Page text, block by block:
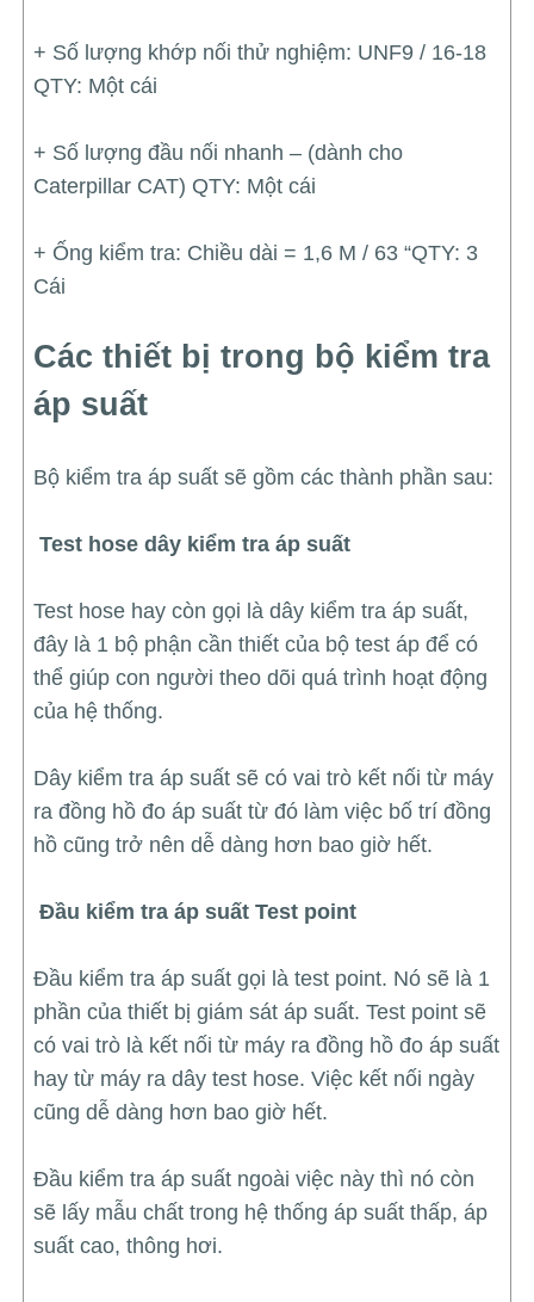
+ Số lượng khớp nối thử nghiệm: UNF9 / 16-18
QTY: Một cái
+ Số lượng đầu nối nhanh – (dành cho
Caterpillar CAT) QTY: Một cái
+ Ống kiểm tra: Chiều dài = 1,6 M / 63 “QTY: 3
Cái
Các thiết bị trong bộ kiểm tra
áp suất
Bộ kiểm tra áp suất sẽ gồm các thành phần sau:
Test hose dây kiểm tra áp suất
Test hose hay còn gọi là dây kiểm tra áp suất,
đây là 1 bộ phận cần thiết của bộ test áp để có
thể giúp con người theo dõi quá trình hoạt động
của hệ thống.
Dây kiểm tra áp suất sẽ có vai trò kết nối từ máy
ra đồng hồ đo áp suất từ đó làm việc bố trí đồng
hồ cũng trở nên dễ dàng hơn bao giờ hết.
Đầu kiểm tra áp suất Test point
Đầu kiểm tra áp suất gọi là test point. Nó sẽ là 1
phần của thiết bị giám sát áp suất. Test point sẽ
có vai trò là kết nối từ máy ra đồng hồ đo áp suất
hay từ máy ra dây test hose. Việc kết nối ngày
cũng dễ dàng hơn bao giờ hết.
Đầu kiểm tra áp suất ngoài việc này thì nó còn
sẽ lấy mẫu chất trong hệ thống áp suất thấp, áp
suất cao, thông hơi.